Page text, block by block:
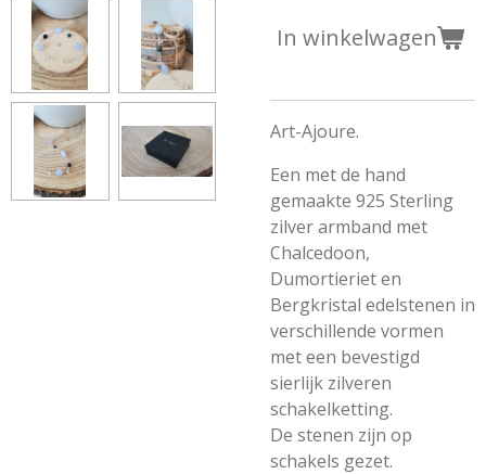
In winkelwagen
Art-Ajoure.
Een met de hand
gemaakte 925 Sterling
zilver armband met
Chalcedoon,
Dumortieriet en
Bergkristal edelstenen in
verschillende vormen
met een bevestigd
sierlijk zilveren
schakelketting.
De stenen zijn op
schakels gezet.